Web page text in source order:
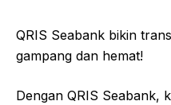
QRIS Seabank bikin
gampang dan hemat!
Dengan QRIS Seabank,